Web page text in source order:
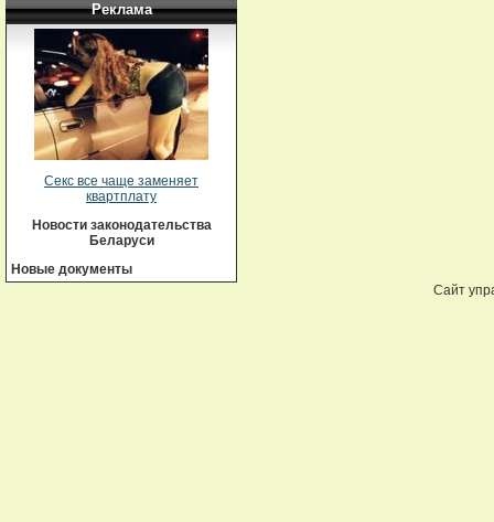
Реклама
Секс все чаще заменяет
квартплату
Новости законодательства
Беларуси
Новые документы
Сайт